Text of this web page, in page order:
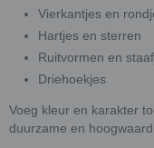
Vierkantjes en
Hartjes en sterren
Ruitvormen en
Driehoekjes
Voeg kleur en karakter
duurzame en